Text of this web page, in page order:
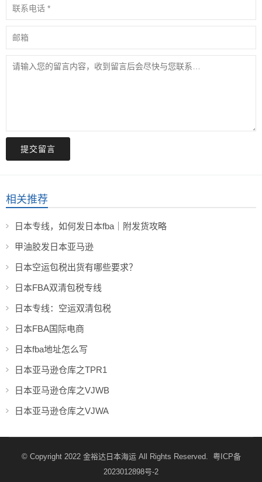
提交留言
相关推荐
日本专线，如何发日本fba｜附发货攻略
甲油胶发日本亚马逊
日本空运包税出货有哪些要求？
日本FBA双清包税专线
日本专线：空运双清包税
日本FBA国际电商
日本fba地址怎么写
日本亚马逊仓库之TPR1
日本亚马逊仓库之VJWB
日本亚马逊仓库之VJWA
© Copyright 2022 金裕达日本海运All Rights Reserved. 粤ICP备
2023012898号-2